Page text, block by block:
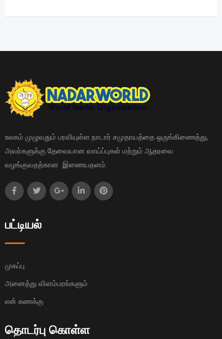
உலகம் முழுவதும் பரவியுள்ள நாடார் சமுதாயத்தை ஒருங்கிணைத்து,
அவர்களுக்கு தேவையான வாய்ப்புகள் மற்றும் ஆதரவை
வழங்குவதற்கான இணையதளம்.
பட்டியல்
முகப்பு
அனைத்து விளம்பரங்களும்
என் கணக்கு
தொடர்பு கொள்ள